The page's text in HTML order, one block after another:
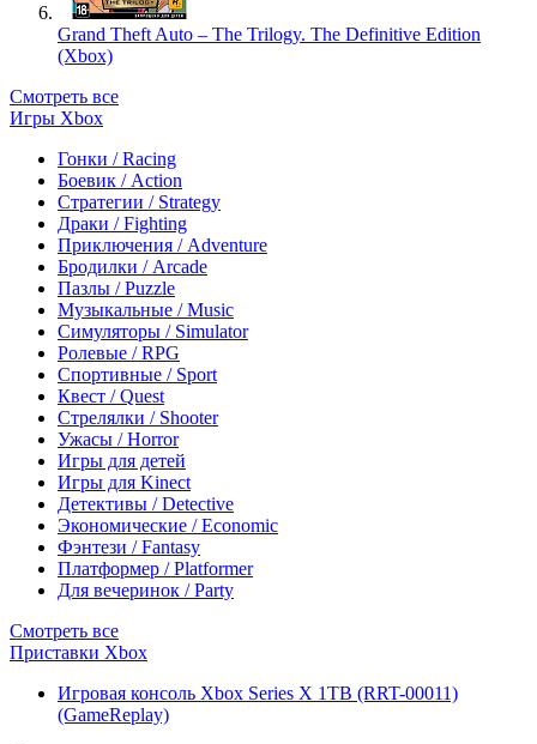
Grand Theft Auto – The Trilogy. The Definitive Edition
(Xbox)
Смотреть все
Игры Xbox
Гонки / Racing
Боевик / Action
Стратегии / Strategy
Драки / Fighting
Приключения / Adventure
Бродилки / Arcade
Пазлы / Puzzle
Музыкальные / Music
Симуляторы / Simulator
Ролевые / RPG
Спортивные / Sport
Квест / Quest
Стрелялки / Shooter
Ужасы / Horror
Игры для детей
Игры для Kinect
Детективы / Detective
Экономические / Economic
Фэнтези / Fantasy
Платформер / Platformer
Для вечеринок / Party
Смотреть все
Приставки Xbox
Игровая консоль Xbox Series X 1TB (RRT-00011)
(GameReplay)